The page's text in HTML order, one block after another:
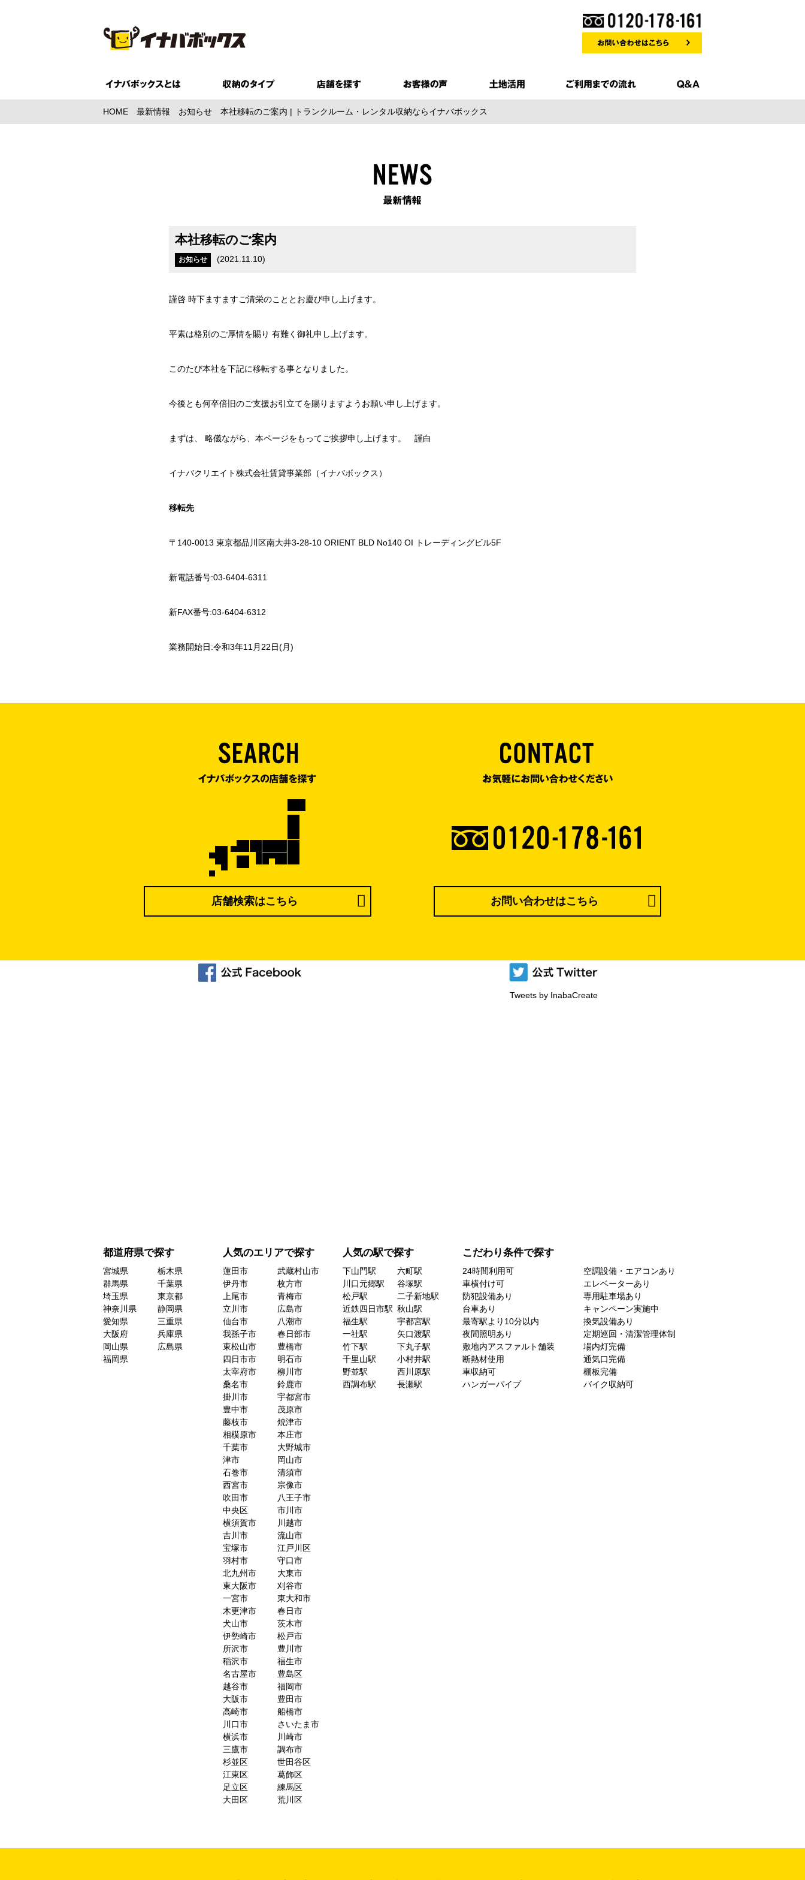
HOME 最新情報 お知らせ 本社移転のご案内 | トランクルーム・レンタル収納ならイナバボックス
本社移転のご案内
お知らせ (2021.11.10)
謹啓 時下ますますご清栄のこととお慶び申し上げます。
平素は格別のご厚情を賜り 有難く御礼申し上げます。
このたび本社を下記に移転する事となりました。
今後とも何卒倍旧のご支援お引立てを賜りますようお願い申し上げます。
まずは、 略儀ながら、本ページをもってご挨拶申し上げます。 謹白
イナバクリエイト株式会社賃貸事業部（イナバボックス）
移転先
〒140-0013 東京都品川区南大井3-28-10 ORIENT BLD No140 OI トレーディングビル5F
新電話番号:03-6404-6311
新FAX番号:03-6404-6312
業務開始日:令和3年11月22日(月)
店舗検索はこちら お問い合わせはこちら
Tweets by InabaCreate
都道府県で探す
宮城県
栃木県
群馬県
千葉県
埼玉県
東京都
神奈川県
静岡県
愛知県
三重県
大阪府
兵庫県
岡山県
広島県
福岡県
人気のエリアで探す
蓮田市
武蔵村山市
伊丹市
枚方市
上尾市
青梅市
立川市
広島市
仙台市
八潮市
我孫子市
春日部市
東松山市
豊橋市
四日市市
明石市
太宰府市
柳川市
桑名市
鈴鹿市
掛川市
宇都宮市
豊中市
茂原市
藤枝市
焼津市
相模原市
本庄市
千葉市
大野城市
津市
岡山市
石巻市
清須市
西宮市
宗像市
吹田市
八王子市
中央区
市川市
横須賀市
川越市
吉川市
流山市
宝塚市
江戸川区
羽村市
守口市
北九州市
大東市
東大阪市
刈谷市
一宮市
東大和市
木更津市
春日市
犬山市
茨木市
伊勢崎市
松戸市
所沢市
豊川市
稲沢市
福生市
名古屋市
豊島区
越谷市
福岡市
大阪市
豊田市
高崎市
船橋市
川口市
さいたま市
横浜市
川崎市
三鷹市
調布市
杉並区
世田谷区
江東区
葛飾区
足立区
練馬区
大田区
荒川区
人気の駅で探す
下山門駅
六町駅
川口元郷駅
谷塚駅
松戸駅
二子新地駅
近鉄四日市駅 秋山駅
福生駅
宇都宮駅
一社駅
矢口渡駅
竹下駅
下丸子駅
千里山駅
小村井駅
野並駅
西川原駅
西調布駅
長瀬駅
こだわり条件で探す
24時間利用可
空調設備・エアコンあり
車横付け可
エレベーターあり
防犯設備あり
専用駐車場あり
台車あり
キャンペーン実施中
最寄駅より10分以内
換気設備あり
夜間照明あり
定期巡回・清潔管理体制
敷地内アスファルト舗装
場内灯完備
断熱材使用
通気口完備
車収納可
棚板完備
ハンガーパイプ
バイク収納可